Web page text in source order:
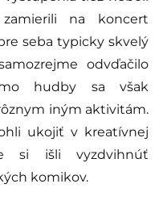
na koncert
seba typicky skvelý
odvďačilo
hudby sa však
iným aktivitám.
ukojiť v kreatívnej
si išli vyzdvihnúť
komikov.